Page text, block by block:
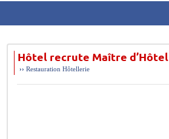
Hôtel recrute Maître d’Hôtel
›› Restauration Hôtellerie